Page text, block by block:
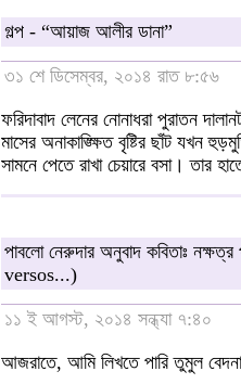
গল্প - “আয়াজ আলীর ডানা”
৩১ শে ডিসেম্বর, ২০১৪ রাত ৮:৫৬
ফরিদাবাদ লেনের নোনাধরা পুরাতন
মাসের অনাকাঙ্ক্ষিত বৃষ্টির ছাঁট যখন
সামনে পেতে রাখা চেয়ারে বসা। তার
পাবলো নেরুদার অনুবাদ কবিতাঃ
versos...)
১১ ই আগস্ট, ২০১৪ সন্ধ্যা ৭:৪০
আজরাতে, আমি লিখতে পারি তুমুল